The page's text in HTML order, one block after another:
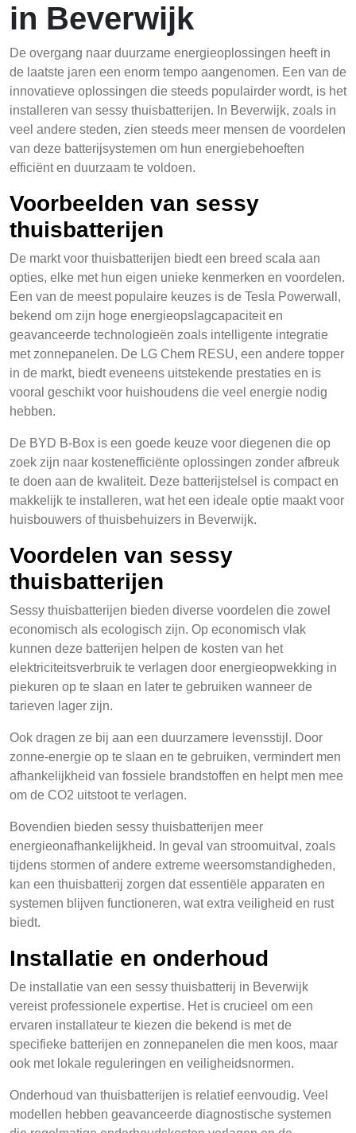
in Beverwijk
De overgang naar duurzame energieoplossingen heeft in
de laatste jaren een enorm tempo aangenomen. Een van de
innovatieve oplossingen die steeds populairder wordt, is het
installeren van sessy thuisbatterijen. In Beverwijk, zoals in
veel andere steden, zien steeds meer mensen de voordelen
van deze batterijsystemen om hun energiebehoeften
efficiënt en duurzaam te voldoen.
Voorbeelden van sessy
thuisbatterijen
De markt voor thuisbatterijen biedt een breed scala aan
opties, elke met hun eigen unieke kenmerken en voordelen.
Een van de meest populaire keuzes is de Tesla Powerwall,
bekend om zijn hoge energieopslagcapaciteit en
geavanceerde technologieën zoals intelligente integratie
met zonnepanelen. De LG Chem RESU, een andere topper
in de markt, biedt eveneens uitstekende prestaties en is
vooral geschikt voor huishoudens die veel energie nodig
hebben.
De BYD B-Box is een goede keuze voor diegenen die op
zoek zijn naar kostenefficiënte oplossingen zonder afbreuk
te doen aan de kwaliteit. Deze batterijstelsel is compact en
makkelijk te installeren, wat het een ideale optie maakt voor
huisbouwers of thuisbehuizers in Beverwijk.
Voordelen van sessy
thuisbatterijen
Sessy thuisbatterijen bieden diverse voordelen die zowel
economisch als ecologisch zijn. Op economisch vlak
kunnen deze batterijen helpen de kosten van het
elektriciteitsverbruik te verlagen door energieopwekking in
piekuren op te slaan en later te gebruiken wanneer de
tarieven lager zijn.
Ook dragen ze bij aan een duurzamere levensstijl. Door
zonne-energie op te slaan en te gebruiken, vermindert men
afhankelijkheid van fossiele brandstoffen en helpt men mee
om de CO2 uitstoot te verlagen.
Bovendien bieden sessy thuisbatterijen meer
energieonafhankelijkheid. In geval van stroomuitval, zoals
tijdens stormen of andere extreme weersomstandigheden,
kan een thuisbatterij zorgen dat essentiële apparaten en
systemen blijven functioneren, wat extra veiligheid en rust
biedt.
Installatie en onderhoud
De installatie van een sessy thuisbatterij in Beverwijk
vereist professionele expertise. Het is crucieel om een
ervaren installateur te kiezen die bekend is met de
specifieke batterijen en zonnepanelen die men koos, maar
ook met lokale reguleringen en veiligheidsnormen.
Onderhoud van thuisbatterijen is relatief eenvoudig. Veel
modellen hebben geavanceerde diagnostische systemen